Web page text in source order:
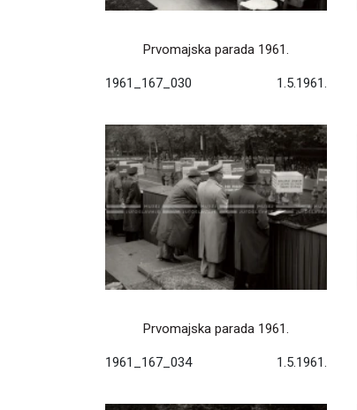
Prvomajska parada 1961.
1961_167_030 1.5.1961.
Prvomajska parada 1961.
1961_167_034 1.5.1961.